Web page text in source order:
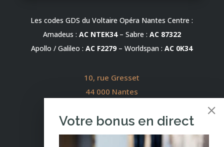
10, rue Gresset
44 000 Nantes
Les codes GDS du Voltaire Opéra Nantes Centre :
Amadeus : AC NTEK34– Sabre : AC 87322
Apollo / Galileo :AC F2279 – Worldspan :AC 0K34
Téléphone :+33 (0)2 40 73 31 04
Fax : +33 (0)2 40 73 78 82
Votre bonus en direct